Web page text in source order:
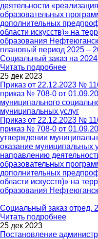
деятельности
образовательных
дополнительных
области искусств)» на
образования
плановый период 2025 –
Социальный заказ на 2024
Читать подробнее
25 дек 2023
Приказ от 22.12.2023 №
приказ № 708-0 от
муниципального
муниципальных услуг
Приказ от 22.12.2023 №
приказ № 708-0 от
утверждении
оказание муниципальных
направлению
образовательных
дополнительных
области искусств)» на
образования
Социальный заказ отред.
Читать подробнее
25 дек 2023
Постановление